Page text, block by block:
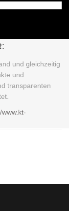
und gleichzeitig
und
transparenten